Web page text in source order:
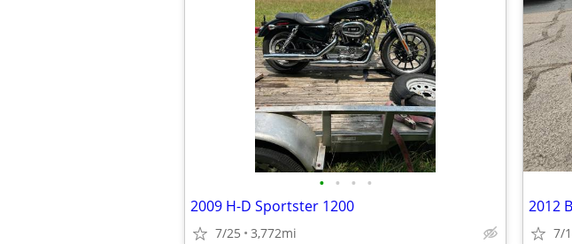
• • • •
2009 H-D Sportster 1200
7/25 3,772mi
2012
7/